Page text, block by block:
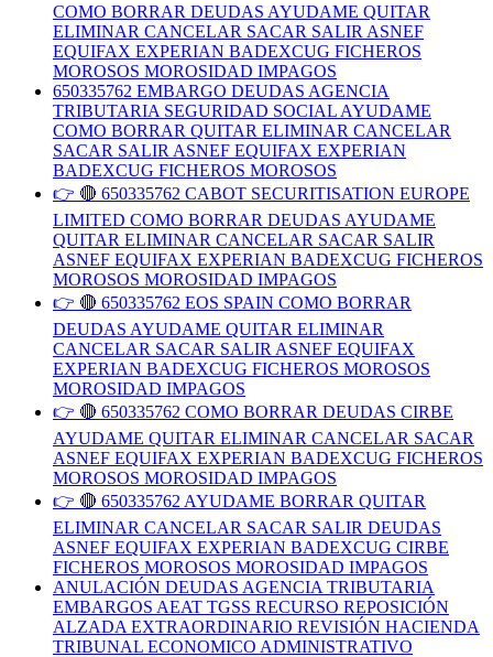
COMO BORRAR DEUDAS AYUDAME QUITAR
ELIMINAR CANCELAR SACAR SALIR ASNEF
EQUIFAX EXPERIAN BADEXCUG FICHEROS
MOROSOS MOROSIDAD IMPAGOS
650335762 EMBARGO DEUDAS AGENCIA
TRIBUTARIA SEGURIDAD SOCIAL AYUDAME
COMO BORRAR QUITAR ELIMINAR CANCELAR
SACAR SALIR ASNEF EQUIFAX EXPERIAN
BADEXCUG FICHEROS MOROSOS
👉 🔴 650335762 CABOT SECURITISATION EUROPE
LIMITED COMO BORRAR DEUDAS AYUDAME
QUITAR ELIMINAR CANCELAR SACAR SALIR
ASNEF EQUIFAX EXPERIAN BADEXCUG FICHEROS
MOROSOS MOROSIDAD IMPAGOS
👉 🔴 650335762 EOS SPAIN COMO BORRAR
DEUDAS AYUDAME QUITAR ELIMINAR
CANCELAR SACAR SALIR ASNEF EQUIFAX
EXPERIAN BADEXCUG FICHEROS MOROSOS
MOROSIDAD IMPAGOS
👉 🔴 650335762 COMO BORRAR DEUDAS CIRBE
AYUDAME QUITAR ELIMINAR CANCELAR SACAR
ASNEF EQUIFAX EXPERIAN BADEXCUG FICHEROS
MOROSOS MOROSIDAD IMPAGOS
👉 🔴 650335762 AYUDAME BORRAR QUITAR
ELIMINAR CANCELAR SACAR SALIR DEUDAS
ASNEF EQUIFAX EXPERIAN BADEXCUG CIRBE
FICHEROS MOROSOS MOROSIDAD IMPAGOS
ANULACIÓN DEUDAS AGENCIA TRIBUTARIA
EMBARGOS AEAT TGSS RECURSO REPOSICIÓN
ALZADA EXTRAORDINARIO REVISIÓN HACIENDA
TRIBUNAL ECONOMICO ADMINISTRATIVO